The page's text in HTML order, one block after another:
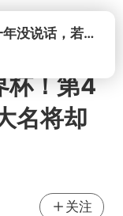
打开
杯！第4
名将却
关注